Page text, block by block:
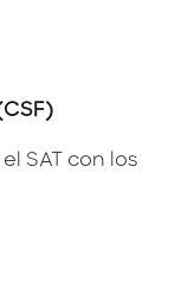
SAT con los